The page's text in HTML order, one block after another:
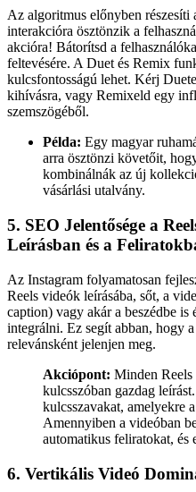
Az algoritmus előnyben részesíti
interakcióra ösztönzik a
akcióra! Bátorítsd a
feltevésére. A Duet és Remix
kulcsfontosságú lehet. Kérj
kihívásra, vagy Remixeld egy
szemszögéből.
Példa: Egy magyar
arra ösztönzi követőit,
kombinálnák az új
vásárlási utalvány.
5. SEO Jelentősége a
Leírásban és a
Az Instagram folyamatosan
Reels videók leírásába, sőt, a
caption) vagy akár a beszédbe is
integrálni. Ez segít abban, hogy
relevánsként jelenjen meg.
Akciópont: Minden Reels
kulcsszóban gazdag
kulcsszavakat, amelyekre
Amennyiben a videóban
automatikus feliratokat, és
6. Vertikális Videó